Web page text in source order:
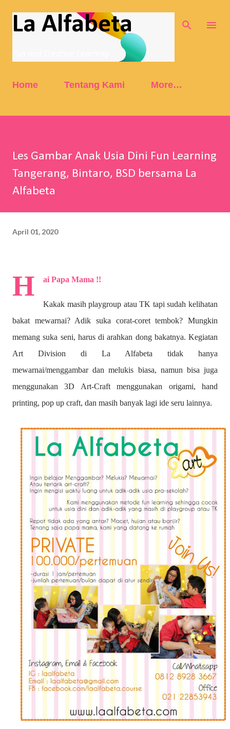
Skip to main content
La Alfabeta
Home Tentang Kami More…
Les Gambar Anak Usia Dini Fun Learning
Tangerang, Bintaro, BSD bersama La
Alfabeta
April 01, 2020
H ai Papa Mama !!
Kakak masih playgroup atau TK tapi sudah kelihatan
bakat mewarnai? Adik suka corat-coret tembok? Mungkin
memang suka seni, harus di arahkan dong bakatnya. Kegiatan
Art Division di La Alfabeta tidak hanya
mewarnai/menggambar dan melukis biasa, namun bisa juga
menggunakan 3D Art-Craft menggunakan origami, hand
printing, pop up craft, dan masih banyak lagi ide seru lainnya.